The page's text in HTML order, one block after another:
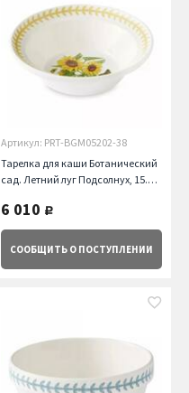
Артикул: PRT-BGM05202-38
Тарелка для каши Ботанический
сад. Летний луг Подсолнух, 15.5
6 010 руб.
СООБЩИТЬ О ПОСТУПЛЕНИИ